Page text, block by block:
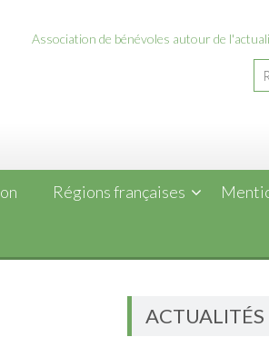
Association de bénévoles autour de
Régions françaises
ACTUALITÉS